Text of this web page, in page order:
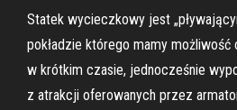
Statek wycieczkowy jest
pokładzie którego mamy możliwość
w krótkim czasie, jednocześnie
z atrakcji oferowanych przez